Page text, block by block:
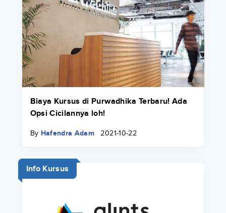
Biaya Kursus di Purwadhika Terbaru! Ada
Opsi Cicilannya loh!
By Hafendra Adam 2021-10-22
Info Kursus